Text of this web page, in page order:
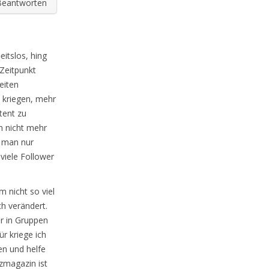
hing
mehr
zu
nicht mehr
nur
Follower
nicht so viel
verändert.
in Gruppen
kriege ich
und helfe
ist